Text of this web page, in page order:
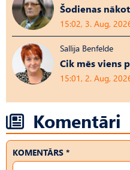
Šodienas
15:02, 3. Aug,
Sallija Benfelde
Cik mēs viens
15:01, 2. Aug,
Komentāri
KOMENTĀRS *